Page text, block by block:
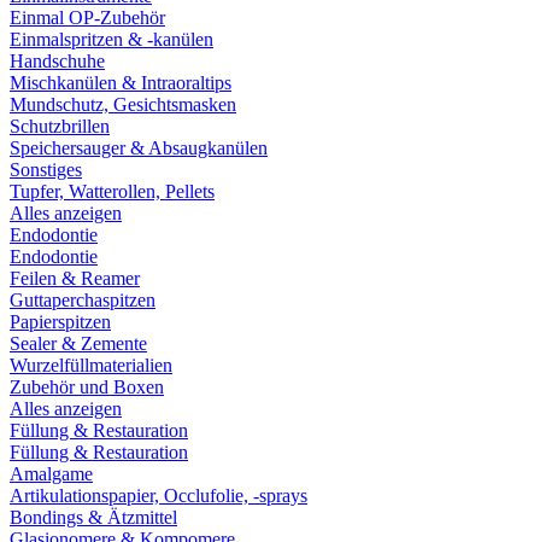
Einmal OP-Zubehör
Einmalspritzen & -kanülen
Handschuhe
Mischkanülen & Intraoraltips
Mundschutz, Gesichtsmasken
Schutzbrillen
Speichersauger & Absaugkanülen
Sonstiges
Tupfer, Watterollen, Pellets
Alles anzeigen
Endodontie
Endodontie
Feilen & Reamer
Guttaperchaspitzen
Papierspitzen
Sealer & Zemente
Wurzelfüllmaterialien
Zubehör und Boxen
Alles anzeigen
Füllung & Restauration
Füllung & Restauration
Amalgame
Artikulationspapier, Occlufolie, -sprays
Bondings & Ätzmittel